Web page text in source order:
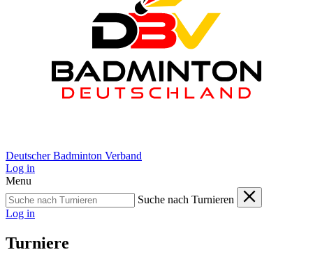
Deutscher Badminton Verband
Log in
Menu
Suche nach Turnieren
Log in
Turniere